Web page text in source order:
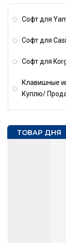
Софт для
Софт для
Софт для
Клавишные
Куплю/
ТОВАР ДНЯ